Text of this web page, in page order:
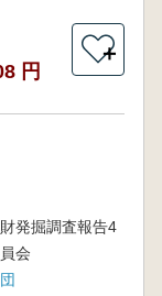
円
＋
発掘調査報告4
会